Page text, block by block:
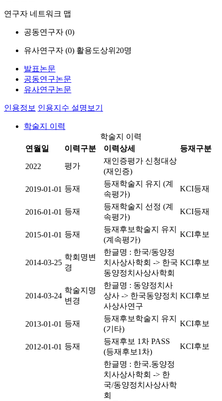
연구자 네트워크 맵
공동연구자 (0)
유사연구자 (0) 활용도상위20명
발표논문
공동연구논문
유사연구논문
인용정보 인용지수 설명보기
학술지 이력
학술지 이력
연월일
이력구분 이력상세 등재구분
2022 평가
재인증평가 신청대상
(재인증)
2019-01-01 등재
등재학술지 유지 (계
속평가)
KCI등재
2016-01-01 등재
등재학술지 선정 (계
속평가)
KCI등재
2015-01-01 등재
등재후보학술지 유지
(계속평가)
KCI후보
2014-03-25
학회명변
경
한글명 : 한국/동양정
치사상사학회 -> 한국
동양정치사상사학회
KCI후보
2014-03-24
학술지명
변경
한글명 : 동양정치사
상사 -> 한국동양정치
사상사연구
KCI후보
2013-01-01 등재
등재후보학술지 유지
(기타)
KCI후보
2012-01-01 등재
등재후보 1차 PASS
(등재후보1차)
KCI후보
한글명 : 한국.동양정
치사상사학회 -> 한
국/동양정치사상사학
회